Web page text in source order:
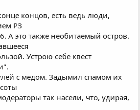
концов, есть ведь люди,
РЗ
А это также необитаемый остров.
Устрою себе квест
с медом. Задымил спамом их
так насели, что, удирая,